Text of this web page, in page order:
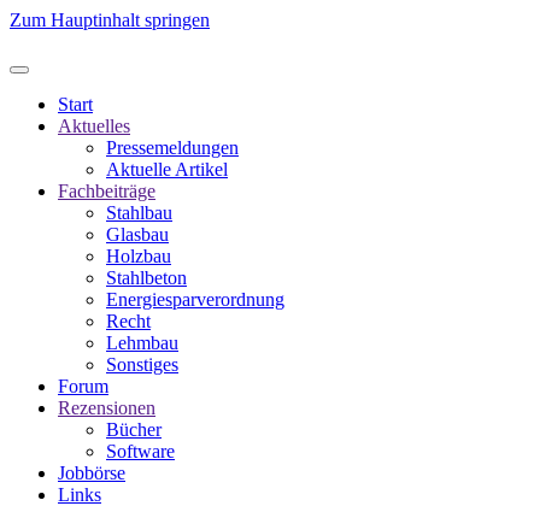
Zum Hauptinhalt springen
Start
Aktuelles
Pressemeldungen
Aktuelle Artikel
Fachbeiträge
Stahlbau
Glasbau
Holzbau
Stahlbeton
Energiesparverordnung
Recht
Lehmbau
Sonstiges
Forum
Rezensionen
Bücher
Software
Jobbörse
Links